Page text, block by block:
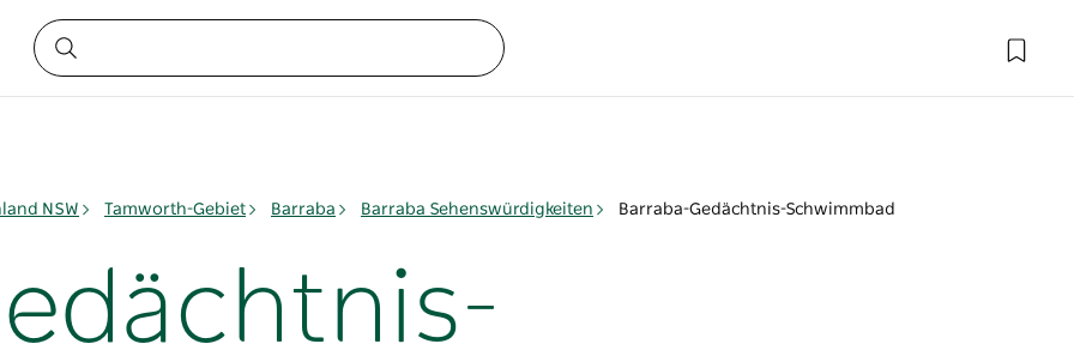
NSW Tamworth-Gebiet Barraba Barraba Sehenswürdigkeiten Barraba-Gedächtnis-Schwimmbad